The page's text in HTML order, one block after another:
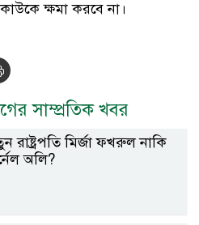
ক্ষমা করবে না।
সাম্প্রতিক খবর
রাষ্ট্রপতি মির্জা ফখরুল নাকি
অলি?